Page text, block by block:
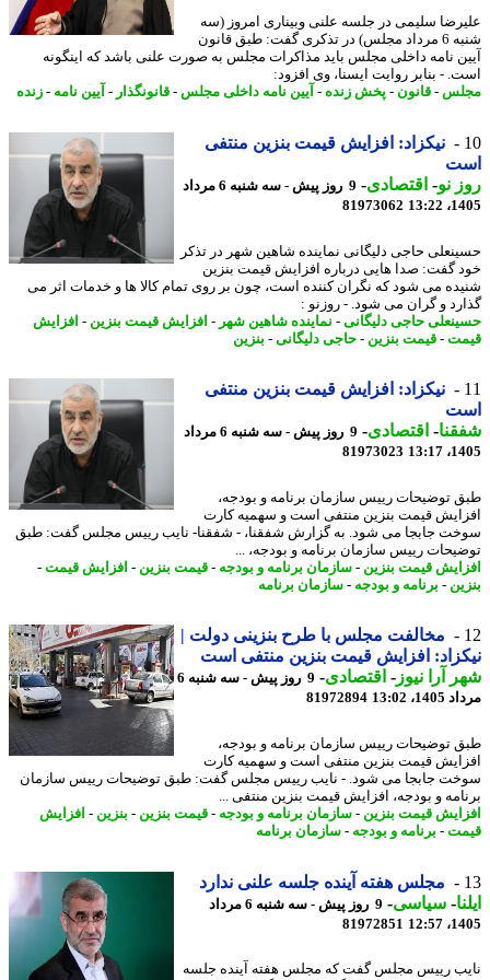
سلیمی در جلسه علنی وبیناری امروز (سه
شنبه 6 مرداد مجلس) در تذکری گفت: طبق قانون
نامه داخلی مجلس باید مذاکرات مجلس به صورت علنی باشد که اینگونه
- بنابر روایت ایسنا، وی افزود:
-قانون-پخش زنده -آیین نامه داخلی مجلس-قانونگذار-آیین نامه -زنده
نیکزاد: افزایش قیمت بنزین منتفی
نو- اقتصادی-
9 روز پیش - سه شنبه 6 مرداد
81973062
حاجی دلیگانی نماینده شاهین شهر در تذکر
گفت: صدا هایی درباره افزایش قیمت بنزین
می شود که نگران کننده است، چون بر روی تمام کالا ها و خدمات اثر می
و گران می شود. - روزنو :
حاجی دلیگانی-نماینده شاهین شهر -افزایش قیمت بنزین- افزایش
-قیمت بنزین- حاجی دلیگانی-بنزین
نیکزاد: افزایش قیمت بنزین منتفی
-اقتصادی-
9 روز پیش - سه شنبه 6 مرداد
81973023
توضیحات رییس سازمان برنامه و بودجه،
قیمت بنزین منتفی است و سهمیه کارت
جابجا می شود. به گزارش شفقنا، - شفقنا- نایب رییس مجلس گفت: طبق
رییس سازمان برنامه و بودجه، ...
قیمت بنزین- سازمان برنامه و بودجه-قیمت بنزین- افزایش قیمت-
- برنامه و بودجه-سازمان برنامه
مخالفت مجلس با طرح بنزینی دولت |
افزایش قیمت بنزین منتفی است
آرا نیوز-اقتصادی-
9 روز پیش - سه شنبه 6
13:02
81972894
توضیحات رییس سازمان برنامه و بودجه،
قیمت بنزین منتفی است و سهمیه کارت
جابجا می شود. - نایب رییس مجلس گفت: طبق توضیحات رییس سازمان
و بودجه، افزایش قیمت بنزین منتفی ...
قیمت بنزین- سازمان برنامه و بودجه-قیمت بنزین- بنزین- افزایش
-برنامه و بودجه-سازمان برنامه
مجلس هفته آینده جلسه علنی ندارد
-سیاسی-
9 روز پیش - سه شنبه 6 مرداد
81972851
رییس مجلس گفت که مجلس هفته آینده جلسه